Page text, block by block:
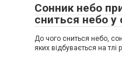
Сонник небо
сниться небо у
До чого сниться небо,
яких відбувається на тлі